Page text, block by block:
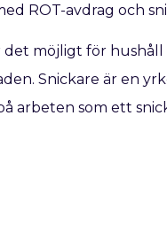
ROT-avdrag och
möjligt för
Snickare är en
arbeten som ett